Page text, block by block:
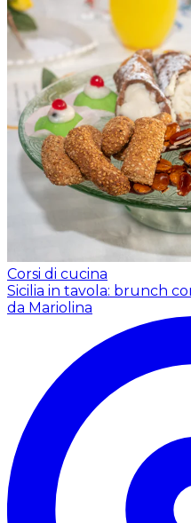
Corsi di cucina
Sicilia in tavola: brunch
da Mariolina